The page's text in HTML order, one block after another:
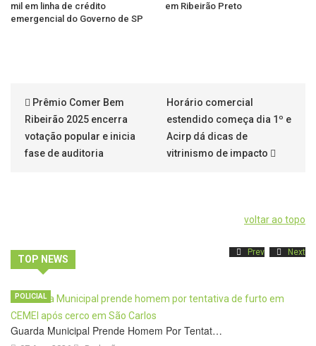
mil em linha de crédito
emergencial do Governo de SP
em Ribeirão Preto
Prêmio Comer Bem
Ribeirão 2025 encerra
votação popular e inicia
fase de auditoria
Horário comercial
estendido começa dia 1º e
Acirp dá dicas de
vitrinismo de impacto
voltar ao topo
TOP NEWS
Prev Next
Guarda Municipal Prende Homem Por Tentat…
POLICIAL